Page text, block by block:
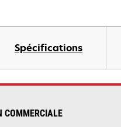
Spécifications
COMMERCIALE